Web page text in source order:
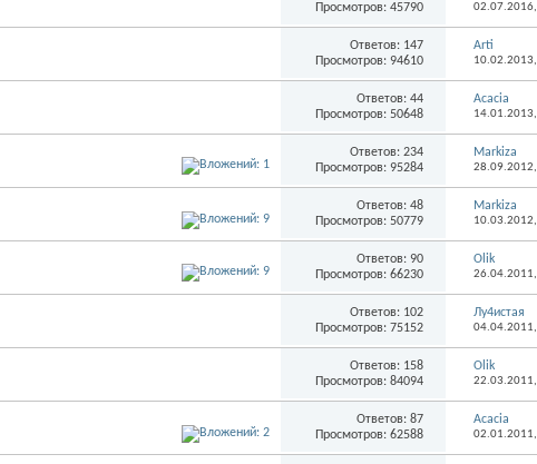
Просмотров: 45790
02.07.2016,
Ответов: 147
Просмотров: 94610
Arti
10.02.2013,
Ответов: 44
Просмотров: 50648
Acacia
14.01.2013,
Ответов: 234
Просмотров: 95284
Markiza
28.09.2012,
Ответов: 48
Просмотров: 50779
Markiza
10.03.2012,
Ответов: 90
Просмотров: 66230
Olik
26.04.2011,
Ответов: 102
Просмотров: 75152
Лу4истая
04.04.2011,
Ответов: 158
Просмотров: 84094
Olik
22.03.2011,
Ответов: 87
Просмотров: 62588
Acacia
02.01.2011,